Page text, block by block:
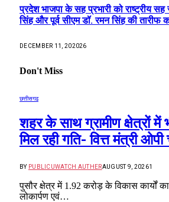
प्रदेश भाजपा के सह प्रभारी को राष्ट्रीय
सिंह और पूर्व सीएम डॉ. रमन सिंह की तारीफ
DECEMBER 11, 202026
Don't Miss
छत्तीसगढ
शहर के साथ ग्रामीण क्षेत्रों में
मिल रही गति- वित्त मंत्री ओपी
BY PUBLICUWATCH AUTHERAUGUST 9, 20261
पुसौर क्षेत्र में 1.92 करोड़ के विकास कार्यों का
लोकार्पण एवं…